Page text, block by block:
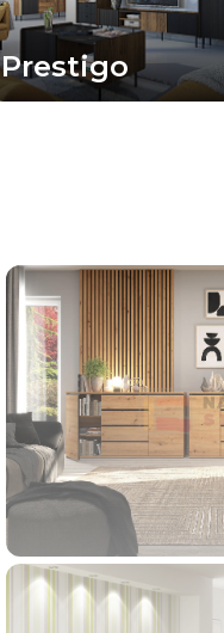
Prestigo